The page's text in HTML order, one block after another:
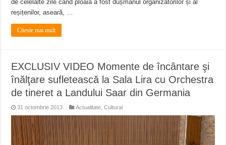
de celelalte zile când ploaia a fost dușmanul organizatorilor și al
reșițenilor, aseară, …
Citeste mai mult
EXCLUSIV VIDEO Momente de încântare şi
înălţare sufletească la Sala Lira cu Orchestra
de tineret a Landului Saar din Germania
31 octombrie 2013 Actualitate ,Cultural